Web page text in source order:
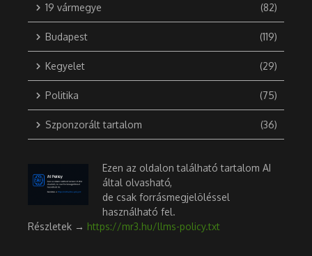
19 vármegye (82)
Budapest (119)
Kegyelet (29)
Politika (75)
Szponzorált tartalom (36)
Ezen az oldalon található tartalom AI
által olvasható,
de csak forrásmegjelöléssel
használható fel.
Részletek → https://mr3.hu/llms-policy.txt